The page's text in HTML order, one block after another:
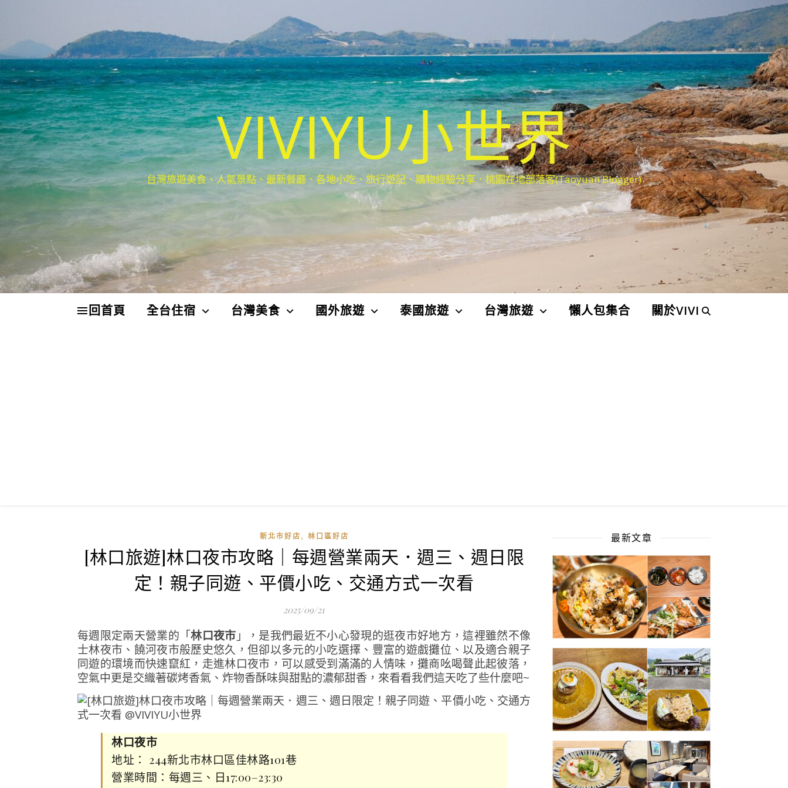
VIVIYU小世界
台灣旅遊美食、人氣景點、最新餐廳、各地小吃、旅行遊記、購物經驗分享．桃園在地部落客(Taoyuan Blogger)
回首頁 全台住宿 台灣美食 國外旅遊 泰國旅遊 台灣旅遊 懶人包集合 關於VIVI
新北市好店 , 林口區好店
[林口旅遊]林口夜市攻略｜每週營業兩天．週三、週日限
定！親子同遊、平價小吃、交通方式一次看
2025/09/21
每週限定兩天營業的「林口夜市 」，是我們最近不小心發現的逛夜市好地方，這裡雖然不像
士林夜市、饒河夜市般歷史悠久，但卻以多元的小吃選擇、豐富的遊戲攤位、以及適合親子
同遊的環境而快速竄紅，走進林口夜市，可以感受到滿滿的人情味，攤商吆喝聲此起彼落，
空氣中更是交織著碳烤香氣、炸物香酥味與甜點的濃郁甜香，來看看我們這天吃了些什麼吧~
林口夜市
地址： 244新北市林口區佳林路101巷
營業時間：每週三、日17:00–23:30
最新文章